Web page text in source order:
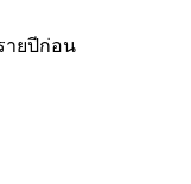
ายปีก่อน